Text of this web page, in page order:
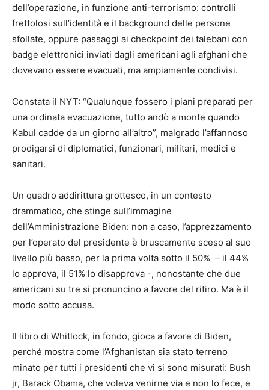
dell’operazione, in funzione anti-terrorismo: controlli
frettolosi sull’identità e il background delle persone
sfollate, oppure passaggi ai checkpoint dei talebani con
badge elettronici inviati dagli americani agli afghani che
dovevano essere evacuati, ma ampiamente condivisi.
Constata il NYT: “Qualunque fossero i piani preparati per
una ordinata evacuazione, tutto andò a monte quando
Kabul cadde da un giorno all’altro”, malgrado l’affannoso
prodigarsi di diplomatici, funzionari, militari, medici e
sanitari.
Un quadro addirittura grottesco, in un contesto
drammatico, che stinge sull’immagine
dell’Amministrazione Biden: non a caso, l’apprezzamento
per l’operato del presidente è bruscamente sceso al suo
livello più basso, per la prima volta sotto il 50% – il 44%
lo approva, il 51% lo disapprova -, nonostante che due
americani su tre si pronuncino a favore del ritiro. Ma è il
modo sotto accusa.
Il libro di Whitlock, in fondo, gioca a favore di Biden,
perché mostra come l’Afghanistan sia stato terreno
minato per tutti i presidenti che vi si sono misurati: Bush
jr, Barack Obama, che voleva venirne via e non lo fece, e